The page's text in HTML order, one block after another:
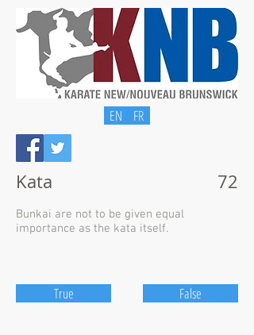
EN FR
Kata 72
Bunkai are not to be given equal
importance as the kata itself.
True False